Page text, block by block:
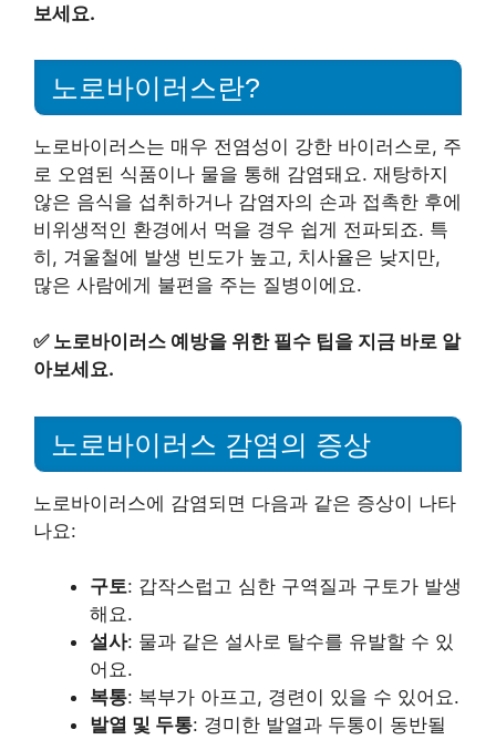
보세요.
노로바이러스란?
노로바이러스는 매우 전염성이 강한 바이러스로, 주
로 오염된 식품이나 물을 통해 감염돼요. 재탕하지
않은 음식을 섭취하거나 감염자의 손과 접촉한 후에
비위생적인 환경에서 먹을 경우 쉽게 전파되죠. 특
히, 겨울철에 발생 빈도가 높고, 치사율은 낮지만,
많은 사람에게 불편을 주는 질병이에요.
✅ 노로바이러스 예방을 위한 필수 팁을 지금 바로 알
아보세요.
노로바이러스 감염의 증상
노로바이러스에 감염되면 다음과 같은 증상이 나타
나요:
구토: 갑작스럽고 심한 구역질과 구토가 발생
해요.
설사: 물과 같은 설사로 탈수를 유발할 수 있
어요.
복통: 복부가 아프고, 경련이 있을 수 있어요.
발열 및 두통: 경미한 발열과 두통이 동반될